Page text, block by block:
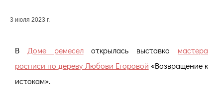
3 июля 2023 г.
В Доме ремеселоткрылась выставка мастера
росписи по дереву Любови Егоровой «Возвращение к
истокам».